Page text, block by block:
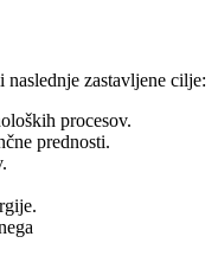
zastavljene cilje:
procesov.
prednosti.